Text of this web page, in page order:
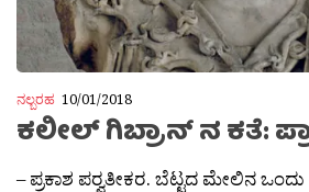
ನಲ್ಬರಹ 10/01/2018
ಕಲೀಲ್ ಗಿಬ್ರಾನ್ ನ ಕತೆ:
– ಪ್ರಕಾಶ ಪರ‍್ವತೀಕರ. ಬೆಟ್ಟದ ಮೇಲಿನ